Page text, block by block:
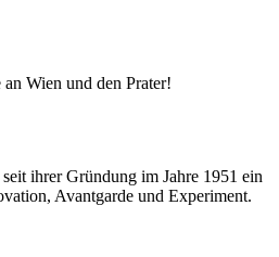
Wien und den Prater!
ihrer Gründung im Jahre 1951 ein
Avantgarde und Experiment.